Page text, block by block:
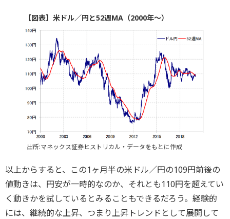
【図表】米ドル／円と52週MA（2000年～）
出所:マネックス証券ヒストリカル・データをもとに作成
以上からすると、この1ヶ月半の米ドル／円の109円前後の
値動きは、円安が一時的なのか、それとも110円を超えてい
く動きかを試しているとみることもできるだろう。経験的
には、継続的な上昇、つまり上昇トレンドとして展開して